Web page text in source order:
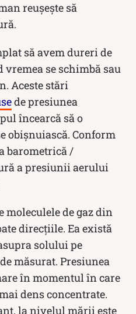
reușește să
să avem dureri de
se schimbă sau
Aceste stări
de presiunea
încearcă să o
obișnuiască. Conform
barometrică /
a presiunii aerului
moleculele de gaz din
direcțiile. Ea există
solului pe
măsurat. Presiunea
în momentul în care
dens concentrate.
la nivelul mării este